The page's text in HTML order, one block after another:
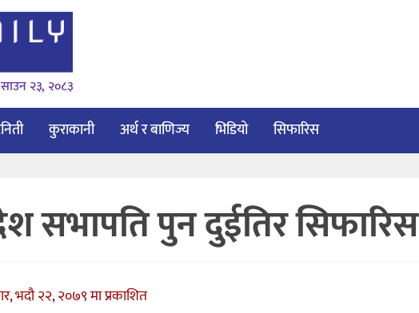
२३, २०८३
कुराकानी अर्थ र बाणिज्य भिडियो सिफारिस
सभापति पुन दुईतिर सिफारिस
भदौ २२, २०७९ मा प्रकाशित